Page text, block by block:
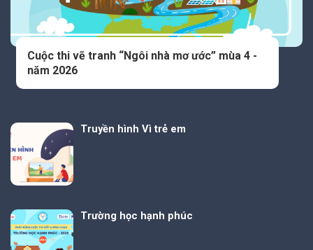
Cuộc thi vẽ tranh “Ngôi nhà mơ ước” mùa 4 -
năm 2026
Truyền hình Vì trẻ em
Trường học hạnh phúc